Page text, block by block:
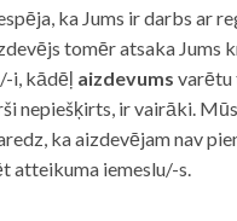
ka Jums ir darbs ar
tomēr atsaka Jums
i, kādēļ aizdevums
nepiešķirts, ir vairāki.
ka aizdevējam nav
atteikuma iemeslu/-s.